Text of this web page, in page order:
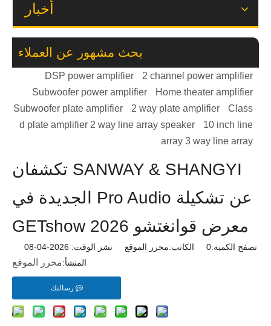
أخبار
بحث مشهور عن العملاء
DSP power amplifier
2 channel power amplifier
Subwoofer power amplifier
Home theater amplifier
Subwoofer plate amplifier
2 way plate amplifier
Class
d plate amplifier 2 way line array speaker
10 inch line
array 3 way line array
SANWAY & SHANGYI تكشفان
عن تشكيلة Pro Audio الجديدة في
معرض قوانغتشو 2026 GETshow
تصفح الكمية:0
المنشأ:محرر الموقع
رسالتك